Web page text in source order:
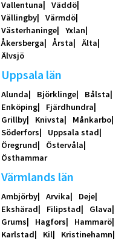
Vallentuna
Väddö
Vällingby
Värmdö
Västerhaninge
Yxlan
Åkersberga
Årsta
Älta
Älvsjö
Uppsala län
Alunda Björklinge
Bålsta
Enköping
Fjärdhundra
Grillby
Knivsta
Månkarbo
Söderfors
Uppsala stad
Öregrund
Östervåla
Östhammar
Värmlands län
Ambjörby Arvika
Deje
Ekshärad
Filipstad
Glava
Grums
Hagfors
Hammarö
Karlstad
Kil
Kristinehamn